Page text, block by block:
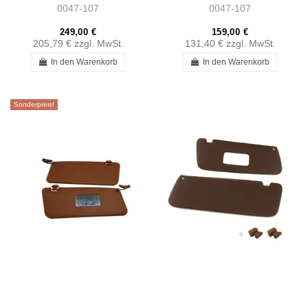
0047-107
249,00 €
205,79 € zzgl. MwSt.
In den Warenkorb
0047-107
159,00 €
131,40 € zzgl. MwSt.
In den Warenkorb
Sonderpreis!